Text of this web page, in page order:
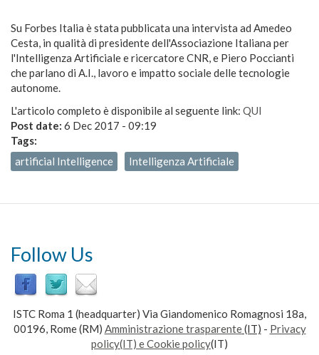
Su Forbes Italia è stata pubblicata una intervista ad Amedeo
Cesta, in qualità di presidente dell'Associazione Italiana per
l'Intelligenza Artificiale e ricercatore CNR, e Piero Poccianti
che parlano di A.I., lavoro e impatto sociale delle tecnologie
autonome.
L'articolo completo è disponibile al seguente link: QUI
Post date: 6 Dec 2017 - 09:19
Tags:
artificial Intelligence
Intelligenza Artificiale
Follow Us
ISTC Roma 1 (headquarter) Via Giandomenico Romagnosi 18a,
00196, Rome (RM) Amministrazione trasparente(IT) - Privacy
policy(IT) e Cookie policy(IT)